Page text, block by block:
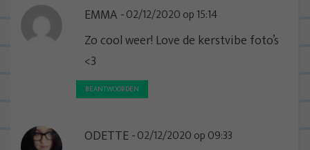
EMMA 02/12/2020 op 15:14
Zo cool weer! Love de kerstvibe foto’s
<3
BEANTWOORDEN
ODETTE 02/12/2020 op 09:33